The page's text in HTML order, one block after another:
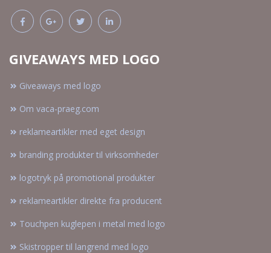
GIVEAWAYS MED LOGO
Giveaways med logo
Om vaca-praeg.com
reklameartikler med eget design
branding produkter til virksomheder
logotryk på promotional produkter
reklameartikler direkte fra producent
Touchpen kuglepen i metal med logo
Skistropper til langrend med logo